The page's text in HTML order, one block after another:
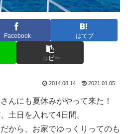
Facebook はてブ
コピー
2014.08.14 2021.01.05
んにも夏休みがやって来た！
土日を入れて4日間。
から、お家でゆっくりってのも